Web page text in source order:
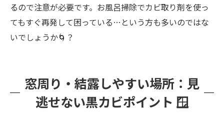
るので注意が必要です。お風呂掃除でカビ取り剤を使っ
てもすぐ再発して困っている…という方も多いのではな
いでしょうか🌀？
窓周り・結露しやすい場所：見
逃せない黒カビポイント 🪟